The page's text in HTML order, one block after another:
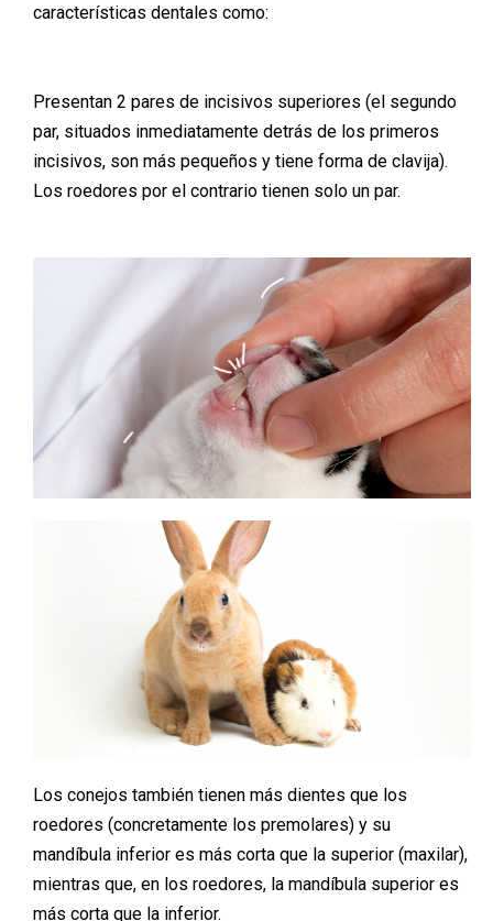
características dentales como:
Presentan 2 pares de incisivos superiores (el segundo
par, situados inmediatamente detrás de los primeros
incisivos, son más pequeños y tiene forma de clavija).
Los roedores por el contrario tienen solo un par.
Los conejos también tienen más dientes que los
roedores (concretamente los premolares) y su
mandíbula inferior es más corta que la superior (maxilar),
mientras que, en los roedores, la mandíbula superior es
más corta que la inferior.